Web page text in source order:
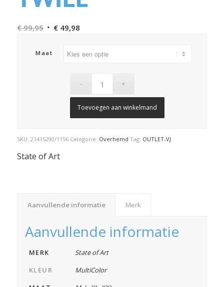
€99,95 Oorspronkelijke
was:
€49,98Huidige
Maat
Toevoegen aan winkelmand
SKU: 21415290/1156 Categorie: Overhemd Tag: OUTLET-VJ
State of Art
Aanvullende informatie Merk
Aanvullende informatie
MERK
State of Art
KLEUR
MultiColor